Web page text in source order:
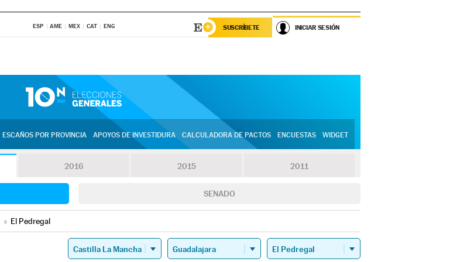
ESP AME MEX CAT ENG SUSCRÍBETE INICIAR SESIÓN
ESCAÑOS POR PROVINCIA APOYOS DE INVESTIDURA CALCULADORA DE PACTOS ENCUESTAS WIDGET
2016 2015 2011
SENADO
» El Pedregal